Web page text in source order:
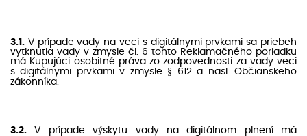
3.1. V prípade vady na veci s digitálnymi prvkami sa priebeh
vytknutia vady v zmysle čl. 6 tohto Reklamačného poriadku
má Kupujúci osobitné práva zo zodpovednosti za vady veci
s digitálnymi prvkami v zmysle § 612 a nasl. Občianskeho
zákonníka.
3.2. V prípade výskytu vady na digitálnom plnení má